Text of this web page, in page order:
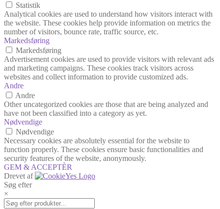
Statistik
Analytical cookies are used to understand how visitors interact with
the website. These cookies help provide information on metrics the
number of visitors, bounce rate, traffic source, etc.
Markedsføring
Markedsføring
Advertisement cookies are used to provide visitors with relevant ads
and marketing campaigns. These cookies track visitors across
websites and collect information to provide customized ads.
Andre
Andre
Other uncategorized cookies are those that are being analyzed and
have not been classified into a category as yet.
Nødvendige
Nødvendige
Necessary cookies are absolutely essential for the website to
function properly. These cookies ensure basic functionalities and
security features of the website, anonymously.
GEM & ACCEPTÈR
Drevet af
Søg efter
×